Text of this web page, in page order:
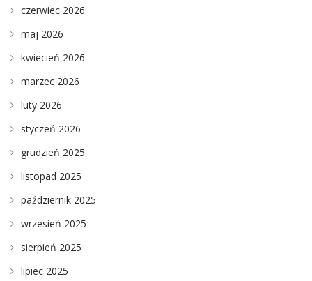
czerwiec 2026
maj 2026
kwiecień 2026
marzec 2026
luty 2026
styczeń 2026
grudzień 2025
listopad 2025
październik 2025
wrzesień 2025
sierpień 2025
lipiec 2025